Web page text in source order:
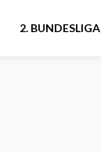
2. BUNDESLIGA